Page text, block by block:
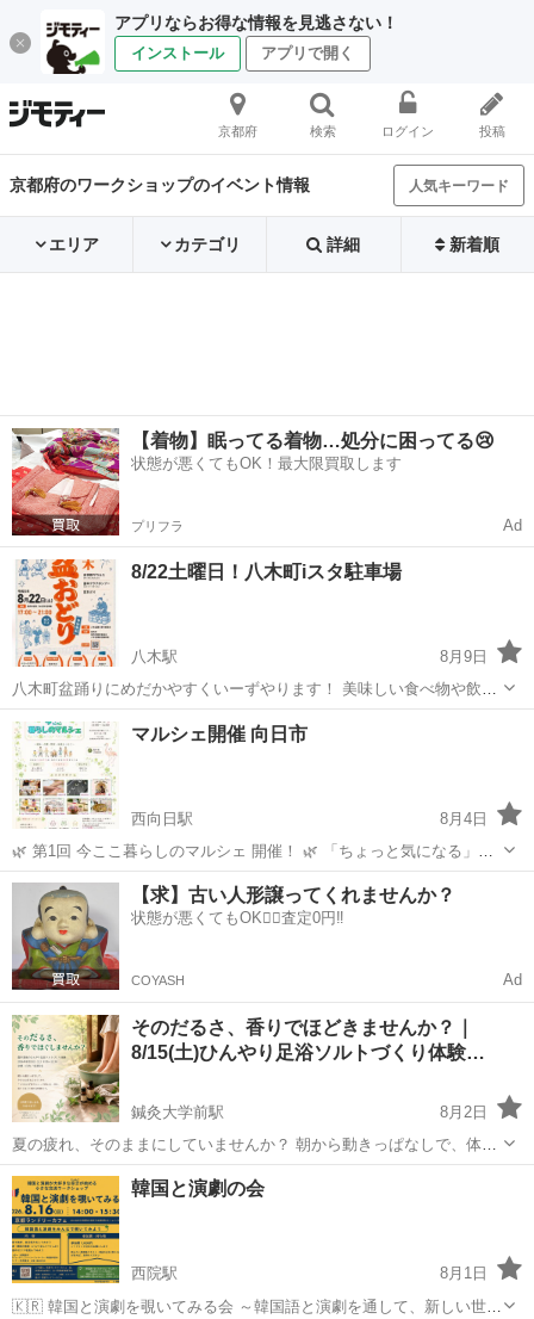
アプリならお得な情報を見逃さない！
インストール アプリで開く
京都府 検索 ログイン 投稿
京都府のワークショップのイベント情報 人気キーワード
エリア カテゴリ 詳細 新着順
【着物】眠ってる着物…処分に困ってる😢
状態が悪くてもOK！最大限買取します
プリフラ Ad
8/22土曜日！八木町iスタ駐車場
八木駅
8月9日
八木町盆踊りにめだかやすくいーずやります！ 美味しい食べ物や飲み
物にスーパーボールなどなど有 夏休み是非遊びに来て下さい
京都 南丹市 ワークショップ
マルシェ開催 向日市
西向日駅
8月4日
🌿 第1回 今ここ暮らしのマルシェ 開催！ 🌿 「ちょっと気になる」
「なんだか楽しそう」 そんな気持ちで、ぜひ遊びに来ませんか？😊 福
祉・介護・障害・地域をつなぐ、あたたかなマルシェを開催します。
ハンドメイド作品やハンド...
京都 向日市 西向日駅 ワークショップ
【求】古い人形譲ってくれませんか？
状態が悪くてもOK🙆‍♀️査定0円‼️
COYASH Ad
そのだるさ、香りでほどきませんか？｜
8/15(土)ひんやり足浴ソルトづくり体験…
鍼灸大学前駅
8月2日
夏の疲れ、そのままにしていませんか？ 朝から動きっぱなしで、体は
もうくたくた。 農作業やお仕事のあとのセルフケア習慣がほしい。 香
りやアロマクラフトを、実際に体験してみたい。 でも、何からはじめ
ればいいかわからな...
京都 南丹市 鍼灸大学前駅
韓国と演劇の会
西院駅
8月1日
🇰🇷 韓国と演劇を覗いてみる会 ～韓国語と演劇を通して、新しい世界